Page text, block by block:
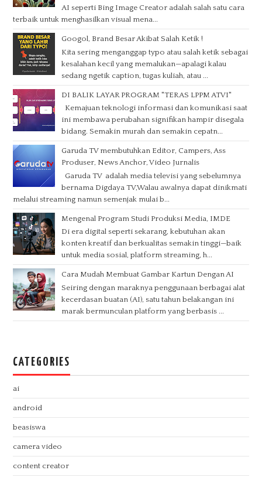
AI seperti Bing Image Creator adalah salah satu cara
terbaik untuk menghasilkan visual mena...
Googol, Brand Besar Akibat Salah Ketik !
Kita sering menganggap typo atau salah ketik sebagai
kesalahan kecil yang memalukan—apalagi kalau
sedang ngetik caption, tugas kuliah, atau ...
DI BALIK LAYAR PROGRAM "TERAS LPPM ATVI"
Kemajuan teknologi informasi dan komunikasi saat
ini membawa perubahan signifikan hampir disegala
bidang. Semakin murah dan semakin cepatn...
Garuda TV membutuhkan Editor, Campers, Ass
Produser, News Anchor, Video Jurnalis
Garuda TV adalah media televisi yang sebelumnya
bernama Digdaya TV,Walau awalnya dapat dinikmati
melalui streaming namun semenjak mulai b...
Mengenal Program Studi Produksi Media, IMDE
Di era digital seperti sekarang, kebutuhan akan
konten kreatif dan berkualitas semakin tinggi—baik
untuk media sosial, platform streaming, h...
Cara Mudah Membuat Gambar Kartun Dengan AI
Seiring dengan maraknya penggunaan berbagai alat
kecerdasan buatan (AI), satu tahun belakangan ini
marak bermunculan platform yang berbasis ...
CATEGORIES
ai
android
beasiswa
camera video
content creator